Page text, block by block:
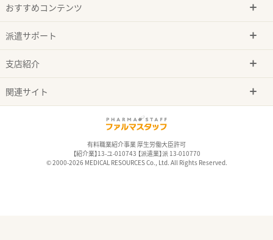
おすすめコンテンツ
派遣サポート
支店紹介
関連サイト
有料職業紹介事業 厚生労働大臣許可
【紹介業】13-ユ-010743 【派遣業】派 13-010770
© 2000-2026 MEDICAL RESOURCES Co., Ltd. All Rights Reserved.